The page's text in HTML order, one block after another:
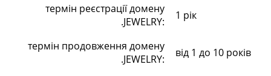
термін реєстрації домену
.JEWELRY:
1 рік
термін продовження домену
.JEWELRY:
від 1 до 10 років